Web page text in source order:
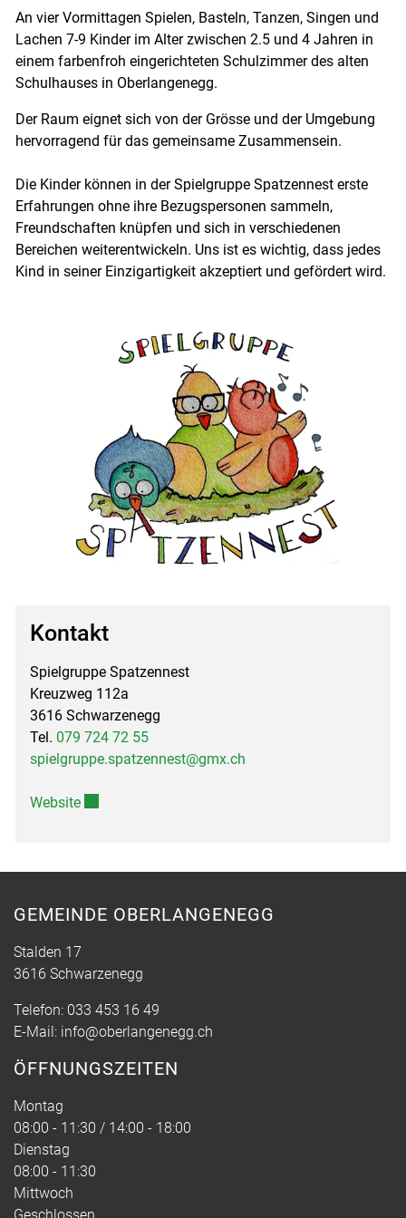
An vier Vormittagen Spielen, Basteln, Tanzen, Singen und
Lachen 7-9 Kinder im Alter zwischen 2.5 und 4 Jahren in
einem farbenfroh eingerichteten Schulzimmer des alten
Schulhauses in Oberlangenegg.
Der Raum eignet sich von der Grösse und der Umgebung
hervorragend für das gemeinsame Zusammensein.
Die Kinder können in der Spielgruppe Spatzennest erste
Erfahrungen ohne ihre Bezugspersonen sammeln,
Freundschaften knüpfen und sich in verschiedenen
Bereichen weiterentwickeln. Uns ist es wichtig, dass jedes
Kind in seiner Einzigartigkeit akzeptiert und gefördert wird.
Kontakt
Spielgruppe Spatzennest
Kreuzweg 112a
3616 Schwarzenegg
Tel. 079 724 72 55
spielgruppe.spatzennest@gmx.ch
WebsiteExterner Link wird in einem neuen Fenster geöffnet.
GEMEINDE OBERLANGENEGG
Stalden 17
3616 Schwarzenegg
Telefon: 033 453 16 49
E-Mail: info@oberlangenegg.ch
ÖFFNUNGSZEITEN
Montag
08:00 - 11:30 / 14:00 - 18:00
Dienstag
08:00 - 11:30
Mittwoch